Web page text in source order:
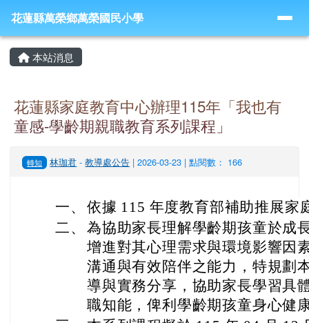
花蓮縣萬榮鄉萬榮國民小學
導覽列
花蓮縣萬榮鄉萬榮國民小學
主內容區域
本站消息
花蓮縣家庭教育中心辦理115年「我也有
童感-學齡期親職教育系列課程」
轉知 林珈君 -教導處公告 | 2026-03-23 | 點閱數： 166
一、 依據 115 年度教育部補助推展家
二、 為協助家長理解學齡期孩童於成
增進對其心理需求與環境影響因
溝通與有效陪伴之能力，特規劃
導與實務分享，協助家長學習具
職知能，俾利學齡期孩童身心健
頁尾區域